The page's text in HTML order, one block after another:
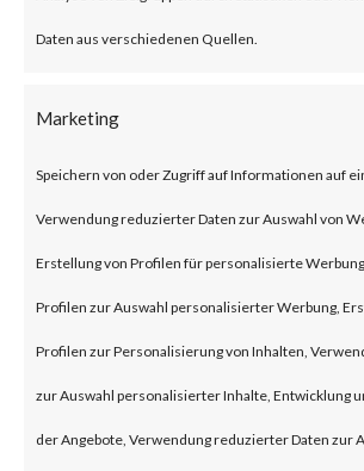
Daten aus verschiedenen Quellen.
Marketing
Speichern von oder Zugriff auf Informationen auf
Verwendung reduzierter Daten zur Auswahl von
Erstellung von Profilen für personalisierte
Profilen zur Auswahl personalisierter Werbung,
Profilen zur Personalisierung von Inhalten,
zur Auswahl personalisierter Inhalte, Entwicklung
der Angebote, Verwendung reduzierter Daten zur
What is the
security flaw in the
Server. Tracked as
21410, the issue has
described as a privilege
escalation
security flaw can let
unauthenticated
escalate privileges in